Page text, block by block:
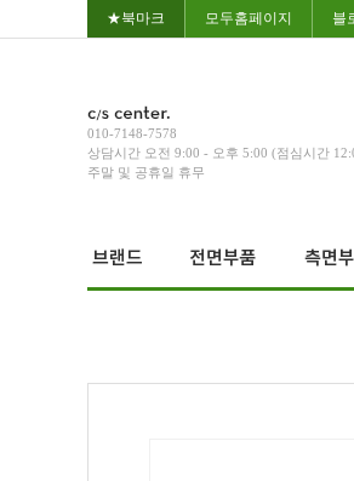
★북마크 모두홈페이지 블
010-7148-7578
상담시간 오전 9:00 - 오후 5:00 (점심시간
주말 및 공휴일 휴무